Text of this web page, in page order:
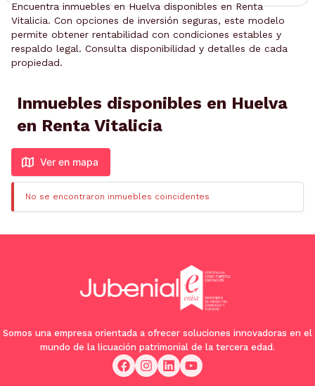
Encuentra inmuebles en Huelva disponibles en Renta
Vitalicia. Con opciones de inversión seguras, este modelo
permite obtener rentabilidad con condiciones estables y
respaldo legal. Consulta disponibilidad y detalles de cada
propiedad.
Inmuebles disponibles en Huelva
en Renta Vitalicia
Ver en mapa
No se encontraron inmuebles coincidentes
Somos una empresa orientada a ofrecer soluciones innovadoras en el
mundo de la licuación patrimonial de la tercera edad.